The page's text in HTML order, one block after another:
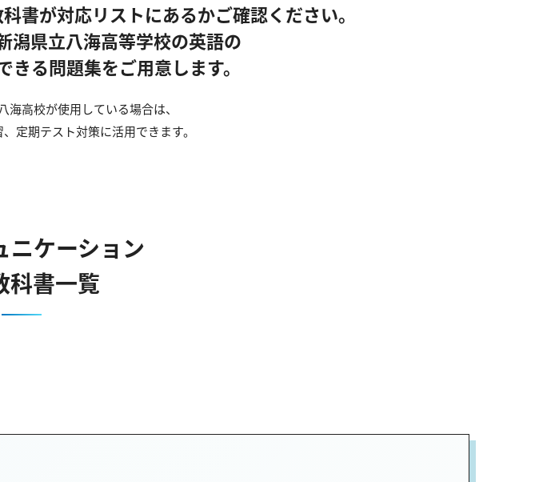
書が対応リストにあるかご確認ください。
潟県立八海高等学校の英語の
る問題集をご用意します。
高校が使用している場合は、
定期テスト対策に活用できます。
ニケーション
科書一覧